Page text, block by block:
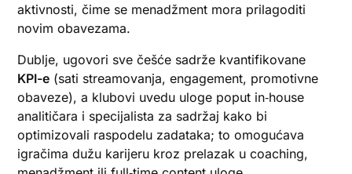
aktivnosti, čime se menadžment mora prilagoditi
novim obavezama.
Dublje, ugovori sve češće sadrže kvantifikovane
KPI-e (sati streamovanja, engagement, promotivne
obaveze), a klubovi uvedu uloge poput in‑house
analitičara i specijalista za sadržaj kako bi
optimizovali raspodelu zadataka; to omogućava
igračima dužu karijeru kroz prelazak u coaching,